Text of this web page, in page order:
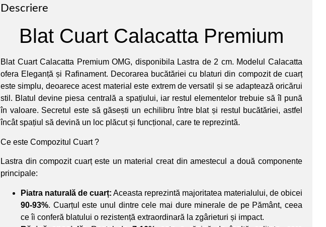
Descriere
Blat Cuart Calacatta Premium
Blat Cuart Calacatta Premium OMG, disponibila Lastra de 2 cm. Modelul Calacatta
ofera Eleganță și Rafinament. Decorarea bucătăriei cu blaturi din compozit de cuarț
este simplu, deoarece acest material este extrem de versatil și se adaptează oricărui
stil. Blatul devine piesa centrală a spațiului, iar restul elementelor trebuie să îl pună
în valoare. Secretul este să găsești un echilibru între blat și restul bucătăriei, astfel
încât spațiul să devină un loc plăcut și funcțional, care te reprezintă.
Ce este Compozitul Cuart ?
Lastra din compozit cuarț este un material creat din amestecul a două componente
principale:
Piatra naturală de cuarț: Aceasta reprezintă majoritatea materialului, de obicei
90-93%. Cuarțul este unul dintre cele mai dure minerale de pe Pământ, ceea
ce îi conferă blatului o rezistență extraordinară la zgârieturi și impact.